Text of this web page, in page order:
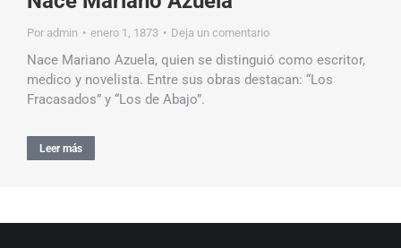
Por admin enero 1, 1873 Deja un comentario
Nace Mariano Azuela, quien se distinguió como escritor,
medico y novelista. Entre sus obras destacan: “Los
Fracasados” y “Los de Abajo”.
Leer más